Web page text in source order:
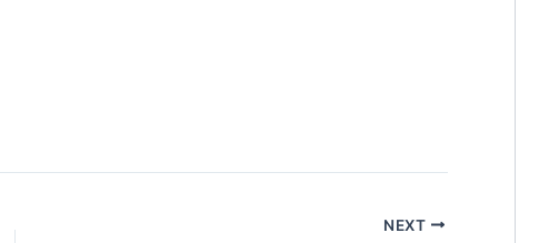
NEXT